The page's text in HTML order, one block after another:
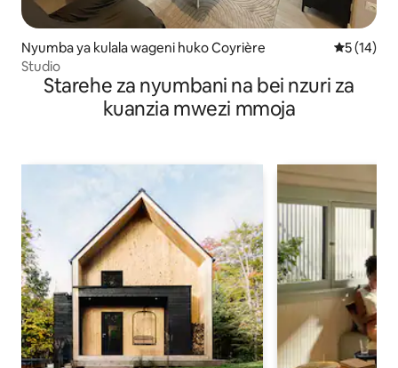
Nyumba ya kulala wageni huko Coyrière Ukadiriaji
5 (14)
Studio
Starehe za nyumbani na bei nzuri za
kuanzia mwezi mmoja